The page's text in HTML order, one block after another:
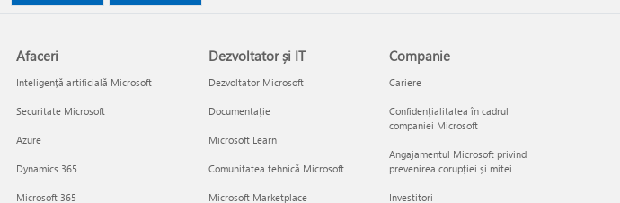
Afaceri
Inteligență artificială Microsoft
Securitate Microsoft
Azure
Dynamics 365
Microsoft 365
Dezvoltator și IT
Dezvoltator Microsoft
Documentație
Microsoft Learn
Comunitatea tehnică Microsoft
Microsoft Marketplace
Companie
Cariere
Confidențialitatea în cadrul
companiei Microsoft
Angajamentul Microsoft privind
prevenirea corupției și mitei
Investitori